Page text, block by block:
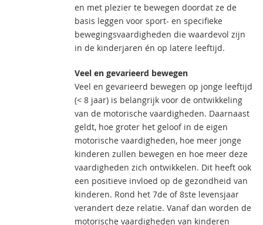
en met plezier te bewegen doordat ze de
basis leggen voor sport- en specifieke
bewegingsvaardigheden die waardevol zijn
in de kinderjaren én op latere leeftijd.
Veel en gevarieerd bewegen
Veel en gevarieerd bewegen op jonge leeftijd
(< 8 jaar) is belangrijk voor de ontwikkeling
van de motorische vaardigheden. Daarnaast
geldt, hoe groter het geloof in de eigen
motorische vaardigheden, hoe meer jonge
kinderen zullen bewegen en hoe meer deze
vaardigheden zich ontwikkelen. Dit heeft ook
een positieve invloed op de gezondheid van
kinderen. Rond het 7de of 8ste levensjaar
verandert deze relatie. Vanaf dan worden de
motorische vaardigheden van kinderen